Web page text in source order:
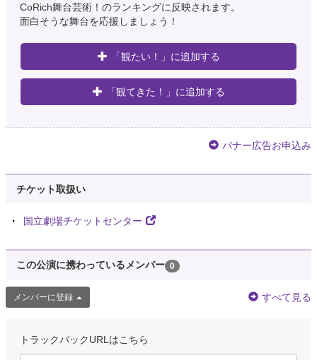
CoRich舞台芸術！のランキングに反映されます。
面白そうな舞台を応援しましょう！
「観たい！」に追加する
「観てきた！」に追加する
バナー広告お申込み
チケット取扱い
国立劇場チケットセンター
この公演に携わっているメンバー 0
メンバーに登録 すべて見る
トラックバックURLはこちら